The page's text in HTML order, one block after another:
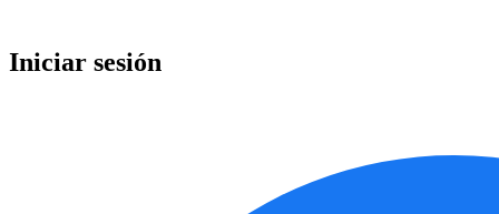
Iniciar sesión